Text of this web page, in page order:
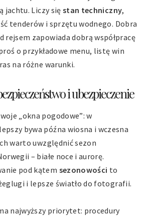
jachtu. Liczy się stan techniczny,
tenderów i sprzętu wodnego. Dobra
rejsem zapowiada dobrą współpracę
o przykładowe menu, listę win
na różne warunki.
i ubezpieczenie
„okna pogodowe”: w
bywa późna wiosna i wczesna
warto uwzględnić sezon
– białe noce i aurorę.
pod kątem sezonowości to
i lepsze światło do fotografii.
najwyższy priorytet: procedury